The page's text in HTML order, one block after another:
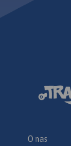
O nas